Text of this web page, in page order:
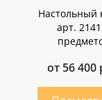
Настольный
арт.
от 56 400